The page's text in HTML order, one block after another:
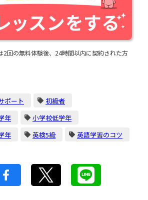
回の無料体験後、24時間以内に契約された方
ポート
初級者
年
小学校低学年
年
英検5級 英語学習のコツ